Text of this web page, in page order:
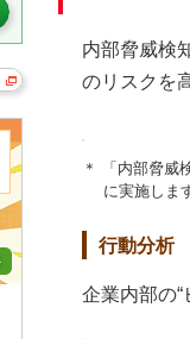
内部脅威検
のリスクを
＊ 「内部脅威
に実施しま
行動分析
企業内部の“